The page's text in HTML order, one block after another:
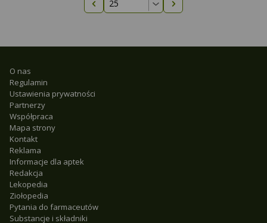
Poprzednia strona Następna strona
O nas
Regulamin
Ustawienia prywatności
Partnerzy
Współpraca
Mapa strony
Kontakt
Reklama
Informacje dla aptek
Redakcja
Lekopedia
Ziołopedia
Pytania do farmaceutów
Substancje i składniki